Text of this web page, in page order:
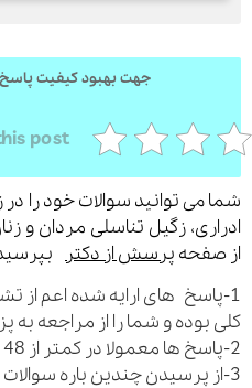
جهت بهبود کیفیت پاسخ‌گویی
this post
توانید سوالات خود را در
زگیل تناسلی مردان و زنان
پرسش از دکتربپرسید.
های ارایه شده اعم از
و شما را از مراجعه به پزشک